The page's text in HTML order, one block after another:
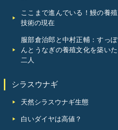
ここまで進んでいる！鰻の養殖
技術の現在
服部倉治郎と中村正輔：すっぽ
んとうなぎの養殖文化を築いた
二人
シラスウナギ
天然シラスウナギ生態
白いダイヤは高値？